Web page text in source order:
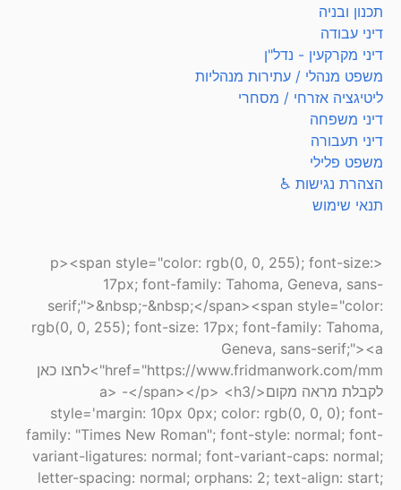
תכנון ובניה
דיני עבודה
דיני מקרקעין - נדל"ן
משפט מנהלי / עתירות מנהליות
ליטיגציה אזרחי / מסחרי
דיני משפחה
דיני תעבורה
משפט פלילי
הצהרת נגישות ♿
תנאי שימוש
<p><span style="color: rgb(0, 0, 255); font-size:
17px; font-family: Tahoma, Geneva, sans-
serif;">&nbsp;-&nbsp;</span><span style="color:
rgb(0, 0, 255); font-size: 17px; font-family: Tahoma,
Geneva, sans-serif;"><a
href="https://www.fridmanwork.com/mm">לחצו כאן
לקבלת מראה מקום</a> -</span></p> <h3
style='margin: 10px 0px; color: rgb(0, 0, 0); font-
family: "Times New Roman"; font-style: normal; font-
variant-ligatures: normal; font-variant-caps: normal;
letter-spacing: normal; orphans: 2; text-align: start;